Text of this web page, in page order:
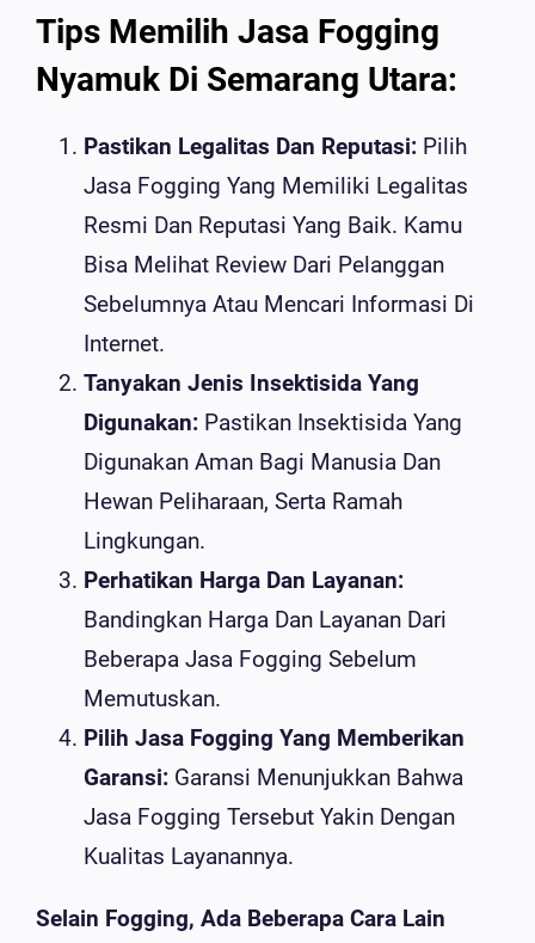
Tips Memilih Jasa Fogging
Nyamuk Di Semarang Utara:
Pastikan Legalitas Dan Reputasi: Pilih
Jasa Fogging Yang Memiliki Legalitas
Resmi Dan Reputasi Yang Baik. Kamu
Bisa Melihat Review Dari Pelanggan
Sebelumnya Atau Mencari Informasi Di
Internet.
Tanyakan Jenis Insektisida Yang
Digunakan: Pastikan Insektisida Yang
Digunakan Aman Bagi Manusia Dan
Hewan Peliharaan, Serta Ramah
Lingkungan.
Perhatikan Harga Dan Layanan:
Bandingkan Harga Dan Layanan Dari
Beberapa Jasa Fogging Sebelum
Memutuskan.
Pilih Jasa Fogging Yang Memberikan
Garansi: Garansi Menunjukkan Bahwa
Jasa Fogging Tersebut Yakin Dengan
Kualitas Layanannya.
Selain Fogging, Ada Beberapa Cara Lain